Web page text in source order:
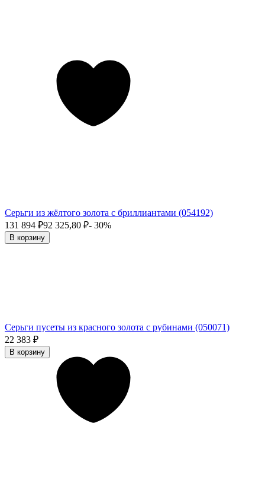
Серьги из жёлтого золота с бриллиантами (054192)
131 894 ₽92 325,80 ₽- 30%
В корзину
Серьги пусеты из красного золота с рубинами (050071)
22 383 ₽
В корзину